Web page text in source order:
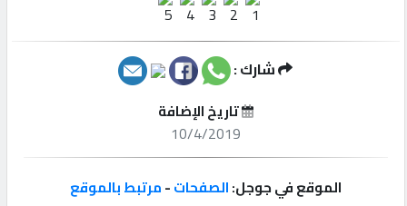
إبحث
إعلانات
شارك :
تاريخ الإضافة
10/4/2019
الموقع في جوجل:الصفحات-مرتبط بالموقع